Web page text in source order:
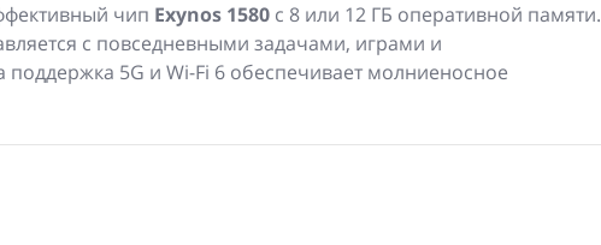
чип Exynos 1580 с 8 или 12 ГБ оперативной памяти.
с повседневными задачами, играми и
поддержка 5G и Wi-Fi 6 обеспечивает молниеносное